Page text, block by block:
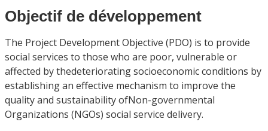
Objectif de développement
The Project Development Objective (PDO) is to provide
social services to those who are poor, vulnerable or
affected by thedeteriorating socioeconomic conditions by
establishing an effective mechanism to improve the
quality and sustainability ofNon-governmental
Organizations (NGOs) social service delivery.